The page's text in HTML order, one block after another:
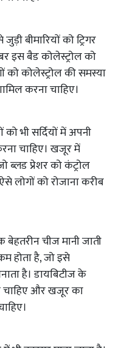
बीमारियों को ट्रिगर
इस बैड कोलेस्ट्रोल को
कोलेस्ट्रोल की समस्या
करना चाहिए।
को भी सर्दियों में अपनी
चाहिए। खजूर में
ब्लड प्रेशर को कंट्रोल
लोगों को रोजाना करीब
चीज मानी जाती
होता है, जो इसे
है। डायबिटीज के
चाहिए और खजूर का